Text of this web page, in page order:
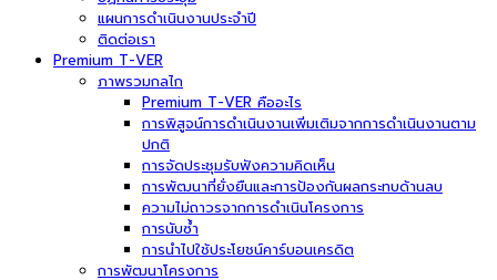
แผนการดำเนินงานประจำปี
ติดต่อเรา
Premium T-VER
ภาพรวมกลไก
Premium T-VER คืออะไร
การพิสูจน์การดำเนินงานเพิ่มเติมจากการดำเนินงานตาม
ปกติ
การจัดประชุมรับฟังความคิดเห็น
การพัฒนาที่ยั่งยืนและการป้องกันผลกระทบด้านลบ
ความไม่ถาวรจากการดำเนินโครงการ
การนับซ้ำ
การนำไปใช้ประโยชน์คาร์บอนเครดิต
การพัฒนาโครงการ